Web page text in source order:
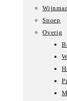
Snoep
Overig